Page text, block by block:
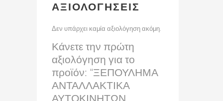
ΑΞΙΟΛΟΓΉΣΕΙΣ
Δεν υπάρχει καμία αξιολόγηση ακόμη.
Κάνετε την πρώτη
αξιολόγηση για το
προϊόν: “ΞΕΠΟΥΛΗΜΑ
ΑΝΤΑΛΛΑΚΤΙΚΑ
ΑΥΤΟΚΙΝΗΤΩΝ